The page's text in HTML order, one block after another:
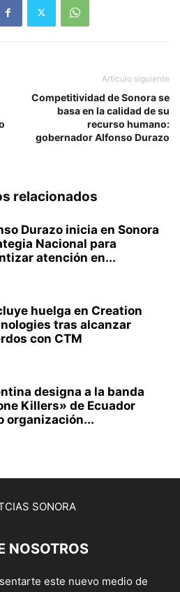
Artículo siguiente
Competitividad de Sonora se
basa en la calidad de su
recurso humano:
gobernador Alfonso Durazo
relacionados
Durazo inicia en Sonora
Nacional para
atención en...
huelga en Creation
tras alcanzar
con CTM
designa a la banda
Killers» de Ecuador
organización...
NOSOTROS
este nuevo medio de